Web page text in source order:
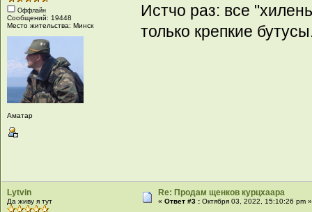
Оффлайн
Сообщений: 19448
Место жительства: Минск
Аматар
Истчо раз: все
только крепкие
Lytvin
Да живу я тут
Re: Продам щенков курцхаара
«Ответ #3 : Октября 03, 2022, 15:10:26 pm »